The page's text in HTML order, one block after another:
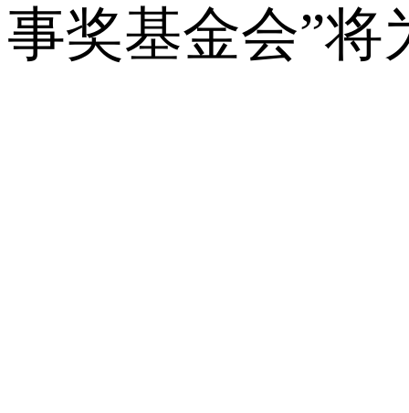
事奖基金会”